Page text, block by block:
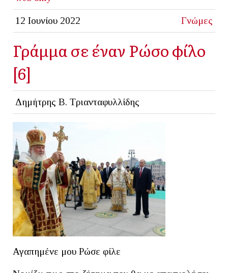
12 Ιουνίου 2022 Γνώμες
Γράμμα σε έναν Ρώσο φίλο
[6]
Δημήτρης Β. Τριανταφυλλίδης
Αγαπημένε μου Ρώσε φίλε